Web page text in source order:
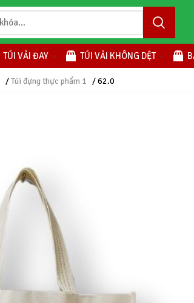
TÚI VẢI ĐAY TÚI VẢI KHÔNG DỆT
/Túi đựng thực phẩm 1 / 62.0